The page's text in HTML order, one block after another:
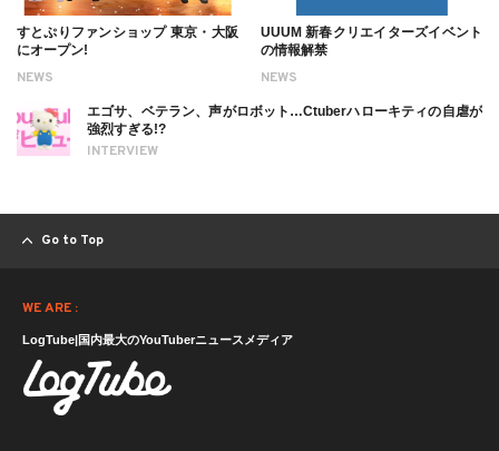
NEWS
すとぷりファンショップ 東京・大阪
にオープン!
NEWS
UUUM 新春クリエイターズイベント
の情報解禁
INTERVIEW
エゴサ、ベテラン、声がロボット…Ctuberハローキティの自虐が
強烈すぎる!?
Go to Top
WE ARE :
LogTube|国内最大のYouTuberニュースメディア